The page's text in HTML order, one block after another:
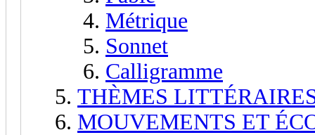
Métrique
Sonnet
Calligramme
THÈMES
MOUVEMENTS ET